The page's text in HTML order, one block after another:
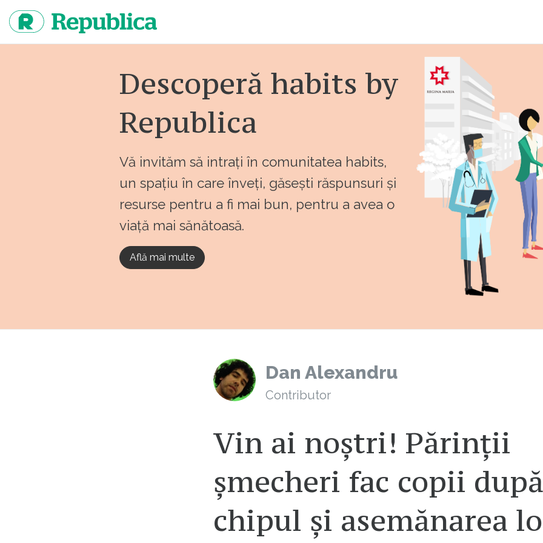
continut
Descoperă habits by
Republica
Vă invităm să intrați în comunitatea habits,
un spațiu în care înveți, găsești răspunsuri și
resurse pentru a fi mai bun, pentru a avea o
viață mai sănătoasă.
Află mai multe
Dan Alexandru
Contributor
Vin ai noștri! Părinții
șmecheri fac copii după
chipul și asemănarea